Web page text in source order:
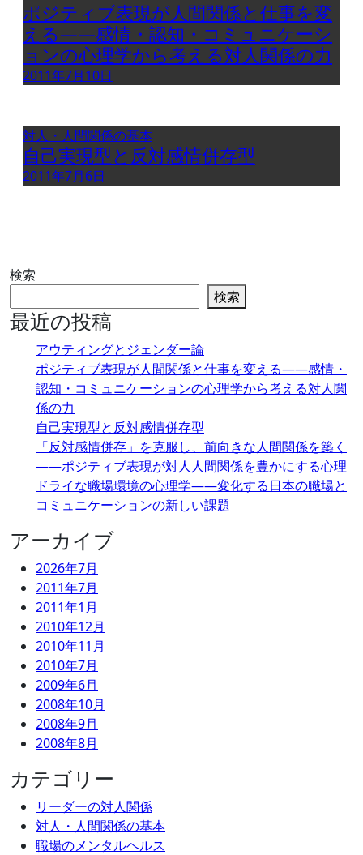
ポジティブ表現が人間関係と仕事を変
える――感情・認知・コミュニケーシ
ョンの心理学から考える対人関係の力
2011年7月10日
対人・人間関係の基本
自己実現型と反対感情併存型
2011年7月6日
検索
検索
最近の投稿
アウティングとジェンダー論
ポジティブ表現が人間関係と仕事を変える――感情・
認知・コミュニケーションの心理学から考える対人関
係の力
自己実現型と反対感情併存型
「反対感情併存」を克服し、前向きな人間関係を築く
――ポジティブ表現が対人人間関係を豊かにする心理
ドライな職場環境の心理学――変化する日本の職場と
コミュニケーションの新しい課題
アーカイブ
2026年7月
2011年7月
2011年1月
2010年12月
2010年11月
2010年7月
2009年6月
2008年10月
2008年9月
2008年8月
カテゴリー
リーダーの対人関係
対人・人間関係の基本
職場のメンタルヘルス